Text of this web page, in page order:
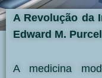
A Revolução da
Edward M.
A medicina